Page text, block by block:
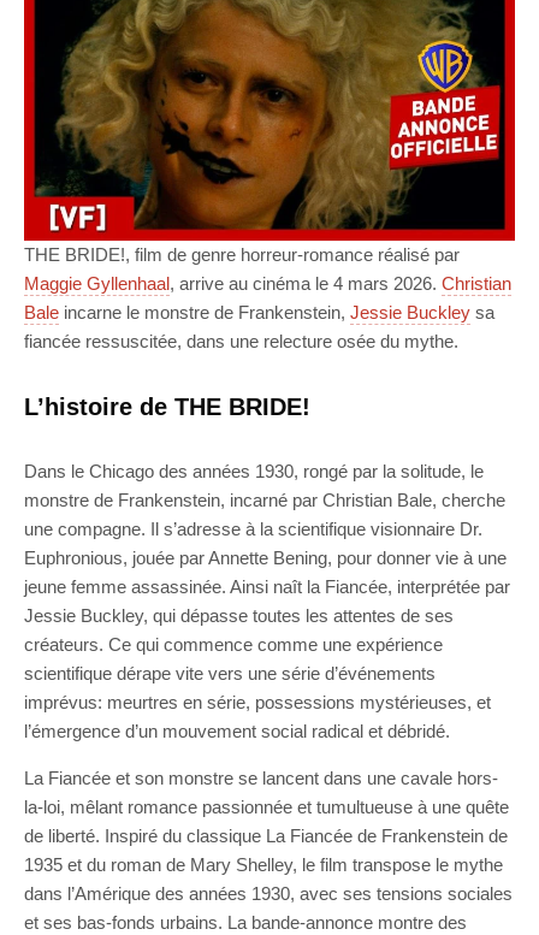
THE BRIDE!, film de genre horreur-romance réalisé par
Maggie Gyllenhaal, arrive au cinéma le 4 mars 2026. Christian
Bale incarne le monstre de Frankenstein, Jessie Buckley sa
fiancée ressuscitée, dans une relecture osée du mythe.
L’histoire de THE BRIDE!
Dans le Chicago des années 1930, rongé par la solitude, le
monstre de Frankenstein, incarné par Christian Bale, cherche
une compagne. Il s’adresse à la scientifique visionnaire Dr.
Euphronious, jouée par Annette Bening, pour donner vie à une
jeune femme assassinée. Ainsi naît la Fiancée, interprétée par
Jessie Buckley, qui dépasse toutes les attentes de ses
créateurs. Ce qui commence comme une expérience
scientifique dérape vite vers une série d’événements
imprévus: meurtres en série, possessions mystérieuses, et
l’émergence d’un mouvement social radical et débridé.
La Fiancée et son monstre se lancent dans une cavale hors-
la-loi, mêlant romance passionnée et tumultueuse à une quête
de liberté. Inspiré du classique La Fiancée de Frankenstein de
1935 et du roman de Mary Shelley, le film transpose le mythe
dans l’Amérique des années 1930, avec ses tensions sociales
et ses bas-fonds urbains. La bande-annonce montre des